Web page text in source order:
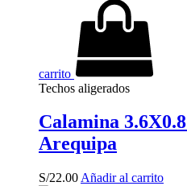
carrito
Techos aligerados
Calamina
Arequipa
S/22.00 Añadir al carrito